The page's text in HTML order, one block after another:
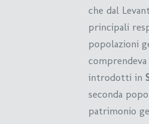
che dal
principali
popolazioni
introdotti in
seconda
patrimonio